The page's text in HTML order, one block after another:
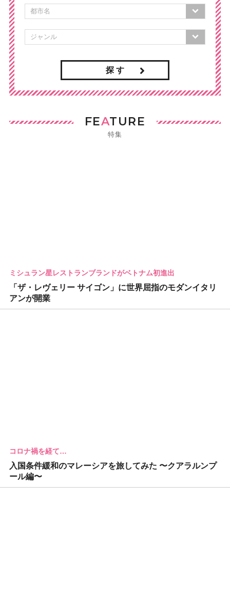
探 す
FEATURE
特集
ミシュラン星レストランブランドがベトナム初進出
「ザ・レヴェリー サイゴン」に世界屈指のモダンイタリ
アンが開業
コロナ禍を経て…
入国条件緩和のマレーシアを旅してみた 〜クアラルンプ
ール編〜